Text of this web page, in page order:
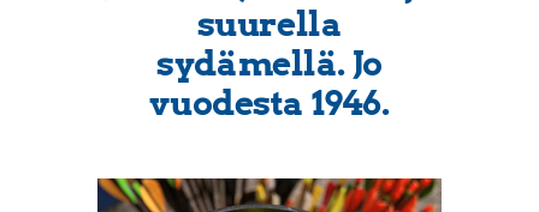
suurella
sydämellä. Jo
vuodesta 1946.